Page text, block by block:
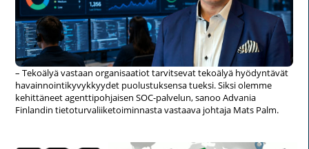
– Tekoälyä vastaan organisaatiot tarvitsevat tekoälyä hyödyntävät
havainnointikyvykkyydet puolustuksensa tueksi. Siksi olemme
kehittäneet agenttipohjaisen SOC-palvelun, sanoo Advania
Finlandin tietoturvaliiketoiminnasta vastaava johtaja Mats Palm.